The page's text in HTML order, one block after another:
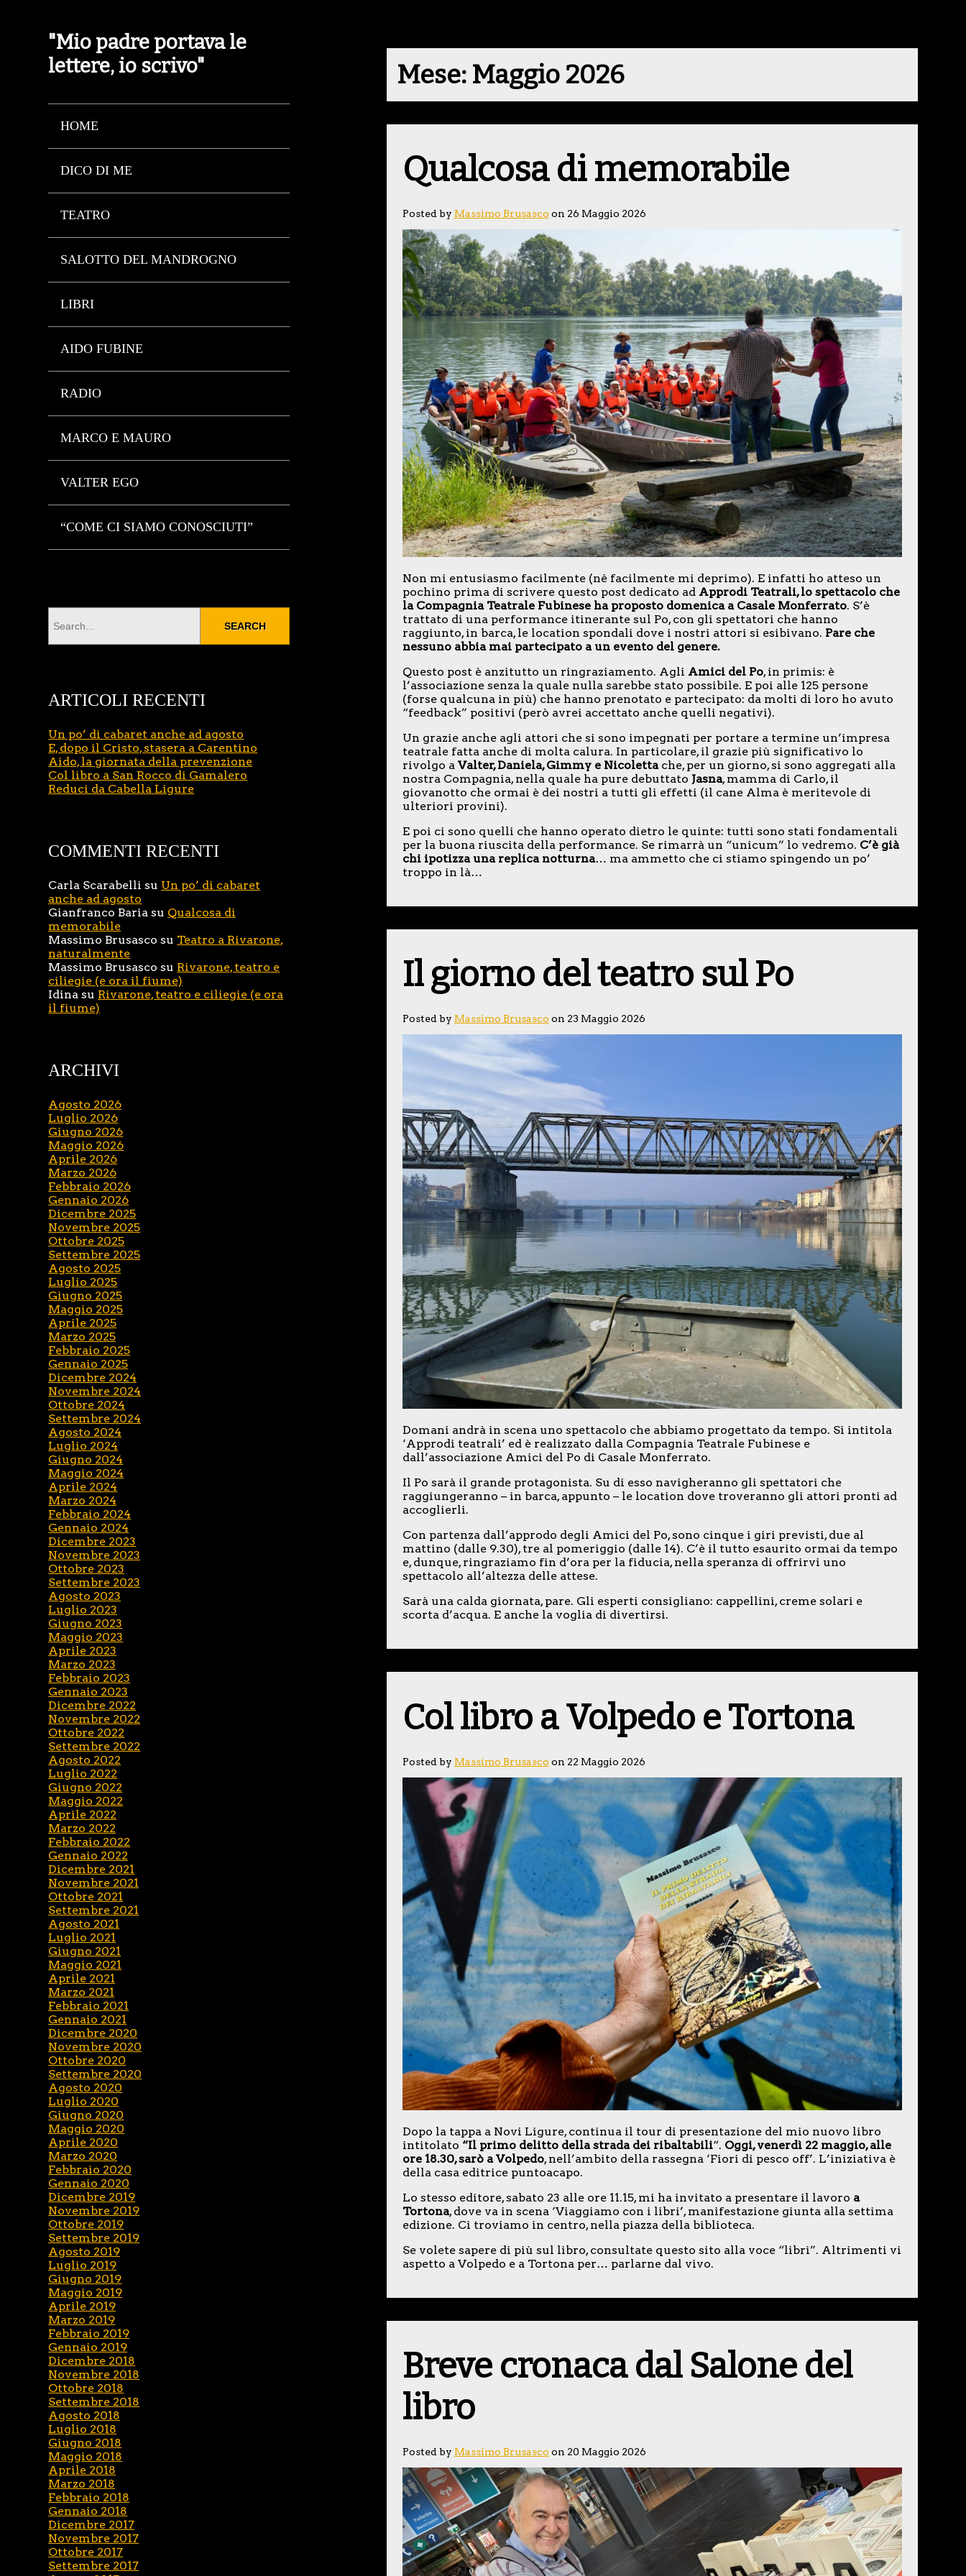
"Mio padre portava le
lettere, io scrivo"
HOME
DICO DI ME
TEATRO
SALOTTO DEL MANDROGNO
LIBRI
AIDO FUBINE
RADIO
MARCO E MAURO
VALTER EGO
“COME CI SIAMO CONOSCIUTI”
Mese: Maggio 2026
Qualcosa di memorabile
Posted by Massimo Brusasco on 26 Maggio 2026
Non mi entusiasmo facilmente (né facilmente mi deprimo). E infatti ho atteso un
pochino prima di scrivere questo post dedicato ad Approdi Teatrali, lo spettacolo che
la Compagnia Teatrale Fubinese ha proposto domenica a Casale Monferrato. S’è
trattato di una performance itinerante sul Po, con gli spettatori che hanno
raggiunto, in barca, le location spondali dove i nostri attori si esibivano. Pare che
nessuno abbia mai partecipato a un evento del genere.
Questo post è anzitutto un ringraziamento. Agli Amici del Po, in primis: è
l’associazione senza la quale nulla sarebbe stato possibile. E poi alle 125 persone
(forse qualcuna in più) che hanno prenotato e partecipato: da molti di loro ho avuto
“feedback” positivi (però avrei accettato anche quelli negativi).
Un grazie anche agli attori che si sono impegnati per portare a termine un’impresa
teatrale fatta anche di molta calura. In particolare, il grazie più significativo lo
rivolgo a Valter, Daniela, Gimmy e Nicoletta che, per un giorno, si sono aggregati alla
nostra Compagnia, nella quale ha pure debuttato Jasna, mamma di Carlo, il
giovanotto che ormai è dei nostri a tutti gli effetti (il cane Alma è meritevole di
ulteriori provini).
E poi ci sono quelli che hanno operato dietro le quinte: tutti sono stati fondamentali
per la buona riuscita della performance. Se rimarrà un “unicum” lo vedremo. C’è già
chi ipotizza una replica notturna… ma ammetto che ci stiamo spingendo un po’
troppo in là…
Il giorno del teatro sul Po
Posted by Massimo Brusasco on 23 Maggio 2026
Domani andrà in scena uno spettacolo che abbiamo progettato da tempo. Si intitola
‘Approdi teatrali’ ed è realizzato dalla Compagnia Teatrale Fubinese e
dall’associazione Amici del Po di Casale Monferrato.
Il Po sarà il grande protagonista. Su di esso navigheranno gli spettatori che
raggiungeranno – in barca, appunto – le location dove troveranno gli attori pronti ad
accoglierli.
Con partenza dall’approdo degli Amici del Po, sono cinque i giri previsti, due al
mattino (dalle 9.30), tre al pomeriggio (dalle 14). C’è il tutto esaurito ormai da tempo
e, dunque, ringraziamo fin d’ora per la fiducia, nella speranza di offrirvi uno
spettacolo all’altezza delle attese.
Sarà una calda giornata, pare. Gli esperti consigliano: cappellini, creme solari e
scorta d’acqua. E anche la voglia di divertirsi.
Col libro a Volpedo e Tortona
Posted by Massimo Brusasco on 22 Maggio 2026
Dopo la tappa a Novi Ligure, continua il tour di presentazione del mio nuovo libro
intitolato “Il primo delitto della strada dei ribaltabili“. Oggi, venerdì 22 maggio, alle
ore 18.30, sarò a Volpedo, nell’ambito della rassegna ‘Fiori di pesco off’. L’iniziativa è
della casa editrice puntoacapo.
Lo stesso editore, sabato 23 alle ore 11.15, mi ha invitato a presentare il lavoro a
Tortona, dove va in scena ‘Viaggiamo con i libri’, manifestazione giunta alla settima
edizione. Ci troviamo in centro, nella piazza della biblioteca.
Se volete sapere di più sul libro, consultate questo sito alla voce “libri”. Altrimenti vi
aspetto a Volpedo e a Tortona per… parlarne dal vivo.
Breve cronaca dal Salone del
libro
Posted by Massimo Brusasco on 20 Maggio 2026
ARTICOLI RECENTI
Un po’ di cabaret anche ad agosto
E, dopo il Cristo, stasera a Carentino
Aido, la giornata della prevenzione
Col libro a San Rocco di Gamalero
Reduci da Cabella Ligure
COMMENTI RECENTI
Carla Scarabelli su Un po’ di cabaret
anche ad agosto
Gianfranco Baria su Qualcosa di
memorabile
Massimo Brusasco su Teatro a Rivarone,
naturalmente
Massimo Brusasco su Rivarone, teatro e
ciliegie (e ora il fiume)
Idina su Rivarone, teatro e ciliegie (e ora
il fiume)
ARCHIVI
Agosto 2026
Luglio 2026
Giugno 2026
Maggio 2026
Aprile 2026
Marzo 2026
Febbraio 2026
Gennaio 2026
Dicembre 2025
Novembre 2025
Ottobre 2025
Settembre 2025
Agosto 2025
Luglio 2025
Giugno 2025
Maggio 2025
Aprile 2025
Marzo 2025
Febbraio 2025
Gennaio 2025
Dicembre 2024
Novembre 2024
Ottobre 2024
Settembre 2024
Agosto 2024
Luglio 2024
Giugno 2024
Maggio 2024
Aprile 2024
Marzo 2024
Febbraio 2024
Gennaio 2024
Dicembre 2023
Novembre 2023
Ottobre 2023
Settembre 2023
Agosto 2023
Luglio 2023
Giugno 2023
Maggio 2023
Aprile 2023
Marzo 2023
Febbraio 2023
Gennaio 2023
Dicembre 2022
Novembre 2022
Ottobre 2022
Settembre 2022
Agosto 2022
Luglio 2022
Giugno 2022
Maggio 2022
Aprile 2022
Marzo 2022
Febbraio 2022
Gennaio 2022
Dicembre 2021
Novembre 2021
Ottobre 2021
Settembre 2021
Agosto 2021
Luglio 2021
Giugno 2021
Maggio 2021
Aprile 2021
Marzo 2021
Febbraio 2021
Gennaio 2021
Dicembre 2020
Novembre 2020
Ottobre 2020
Settembre 2020
Agosto 2020
Luglio 2020
Giugno 2020
Maggio 2020
Aprile 2020
Marzo 2020
Febbraio 2020
Gennaio 2020
Dicembre 2019
Novembre 2019
Ottobre 2019
Settembre 2019
Agosto 2019
Luglio 2019
Giugno 2019
Maggio 2019
Aprile 2019
Marzo 2019
Febbraio 2019
Gennaio 2019
Dicembre 2018
Novembre 2018
Ottobre 2018
Settembre 2018
Agosto 2018
Luglio 2018
Giugno 2018
Maggio 2018
Aprile 2018
Marzo 2018
Febbraio 2018
Gennaio 2018
Dicembre 2017
Novembre 2017
Ottobre 2017
Settembre 2017